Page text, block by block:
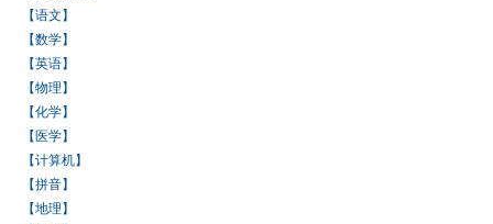
【语文】
【数学】
【英语】
【物理】
【化学】
【医学】
【计算机】
【拼音】
【地理】